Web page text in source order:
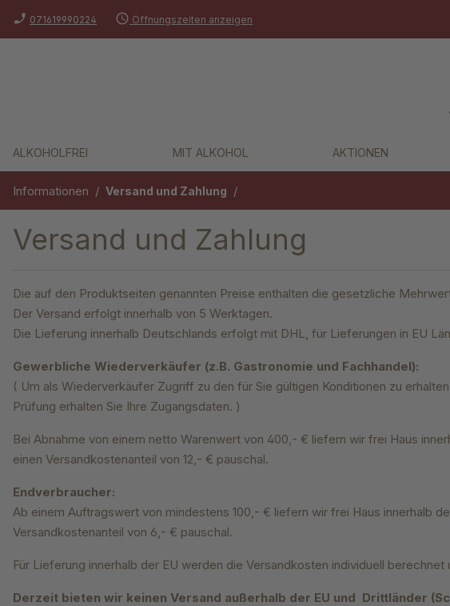
Zur Hauptnavigation springen
phone_enabled 071619990224 schedule Öffnungszeiten anzeigen
ALKOHOLFREI MIT ALKOHOL AKTIONEN
Informationen / Versand und Zahlung /
Versand und Zahlung
Die auf den Produktseiten genannten Preise enthalten die gesetzliche
Der Versand erfolgt innerhalb von 5 Werktagen.
Die Lieferung innerhalb Deutschlands erfolgt mit DHL, für Lieferungen in EU
Gewerbliche Wiederverkäufer (z.B. Gastronomie und Fachhandel):
( Um als Wiederverkäufer Zugriff zu den für Sie gültigen Konditionen zu
Prüfung erhalten Sie Ihre Zugangsdaten. )
Bei Abnahme von einem netto Warenwert von 400,- € liefern wir frei Haus
einen Versandkostenanteil von 12,- € pauschal.
Endverbraucher:
Ab einem Auftragswert von mindestens 100,- € liefern wir frei Haus innerhalb
Versandkostenanteil von 6,- € pauschal.
Für Lieferung innerhalb der EU werden die Versandkosten individuell berechnet
Derzeit bieten wir keinen Versand außerhalb der EU und Drittländer (